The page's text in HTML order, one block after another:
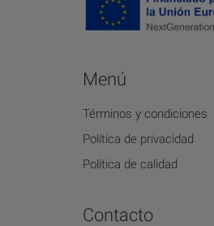
Menú
Términos y condiciones
Política de privacidad
Política de calidad
Contacto